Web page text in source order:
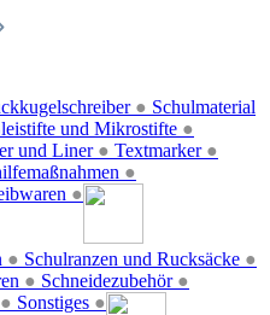
●
und Mikrostifte ●
und Liner ● Textmarker ●
●
●
Schulmaterial
● Schulranzen und Rucksäcke ●
● Schneidezubehör ●
● Sonstiges ●